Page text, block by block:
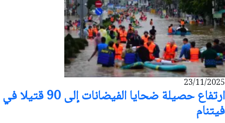
23/11/2025
ارتفاع حصيلة ضحايا الفيضانات إلى 90 قتيلا في
فيتنام